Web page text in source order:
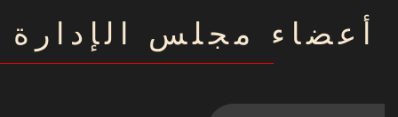
أعضاء مجلس الإدارة